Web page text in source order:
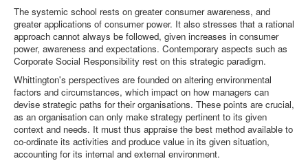
The systemic school rests on greater consumer awareness, and
greater applications of consumer power. It also stresses that a rational
approach cannot always be followed, given increases in consumer
power, awareness and expectations. Contemporary aspects such as
Corporate Social Responsibility rest on this strategic paradigm.
Whittington's perspectives are founded on altering environmental
factors and circumstances, which impact on how managers can
devise strategic paths for their organisations. These points are crucial,
as an organisation can only make strategy pertinent to its given
context and needs. It must thus appraise the best method available to
co-ordinate its activities and produce value in its given situation,
accounting for its internal and external environment.